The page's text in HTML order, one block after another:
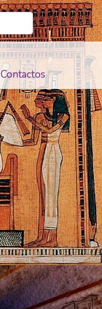
Contactos